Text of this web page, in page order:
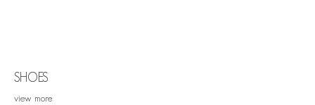
SHOES
view more